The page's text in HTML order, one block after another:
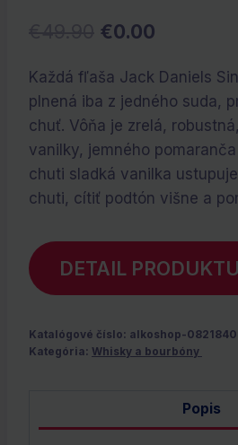
Pôvodná
bola:
€49.90.
€0.00
je:
€0.00.
Každá fľaša Jack Daniels
plnená iba z jedného suda,
chuť. Vôňa je zrelá,
vanilky, jemného
chuti sladká vanilka
chuti, cítiť podtón višne a
DETAIL PRODUKTU
Katalógové číslo: alkoshop-
Kategória: Whisky a bourbóny
Popis